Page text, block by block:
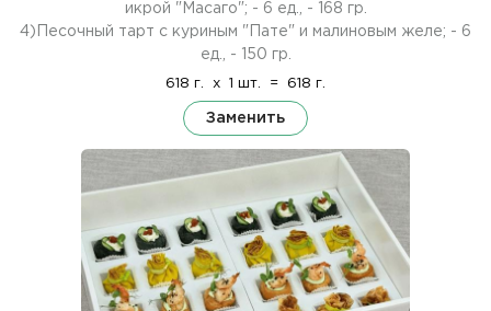
икрой "Масаго"; - 6 ед., - 168 гр.
4)Песочный тарт с куриным "Пате" и малиновым желе; - 6
ед., - 150 гр.
618 г. x 1 шт. = 618 г.
Заменить